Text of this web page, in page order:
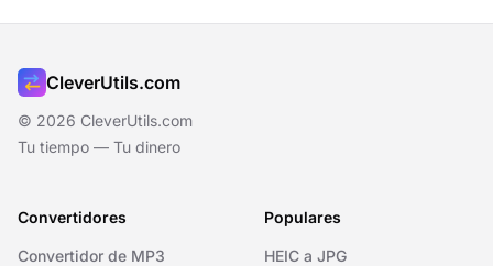
CleverUtils.com
© 2026 CleverUtils.com
Tu tiempo — Tu dinero
Convertidores
Convertidor de MP3
Populares
HEIC a JPG